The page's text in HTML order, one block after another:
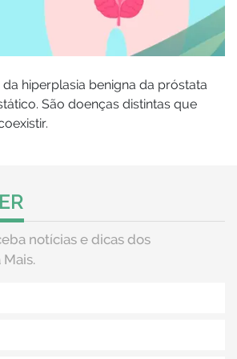
hiperplasia benigna da próstata
São doenças distintas que
notícias e dicas dos